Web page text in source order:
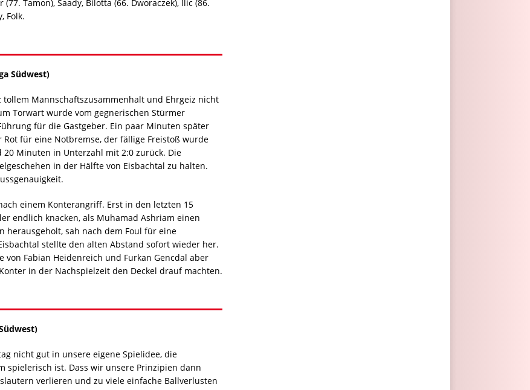
Tamon), Saady, Bilotta (66. Dworaczek), Ilic (86.
Folk.
Südwest)
Mannschaftszusammenhalt und Ehrgeiz nicht
Torwart wurde vom gegnerischen Stürmer
für die Gastgeber. Ein paar Minuten später
für eine Notbremse, der fällige Freistoß wurde
Minuten in Unterzahl mit 2:0 zurück. Die
in der Hälfte von Eisbachtal zu halten.
einem Konterangriff. Erst in den letzten 15
endlich knacken, als Muhamad Ashriam einen
herausgeholt, sah nach dem Foul für eine
stellte den alten Abstand sofort wieder her.
Fabian Heidenreich und Furkan Gencdal aber
in der Nachspielzeit den Deckel drauf machten.
nicht gut in unsere eigene Spielidee, die
spielerisch ist. Dass wir unsere Prinzipien dann
verlieren und zu viele einfache Ballverlusten